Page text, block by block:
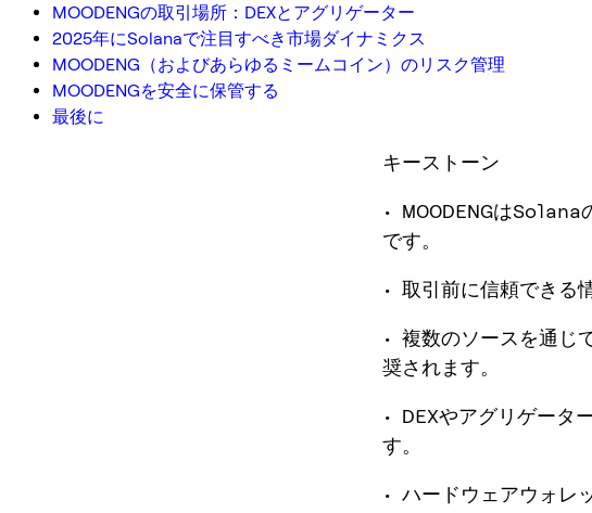
MOODENGの取引場所：DEXとアグリゲーター
2025年にSolanaで注目すべき市場ダイナミクス
MOODENG（およびあらゆるミームコイン）のリスク管理
MOODENGを安全に保管する
最後に
キーストーン
• MOODENGは
です。
• 取引前に信頼できる
• 複数のソースを通じ
奨されます。
• DEXやアグリゲータ
す。
• ハードウェアウォレ